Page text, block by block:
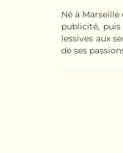
Né à
publicité,
lessives aux
de ses